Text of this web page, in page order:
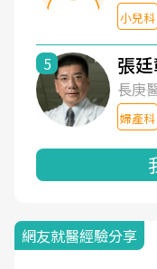
小兒科
5 張
長庚
婦產科
網友就醫經驗分享